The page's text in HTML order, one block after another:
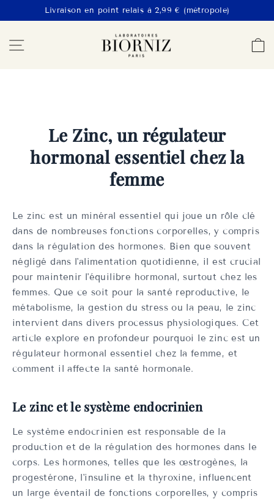
au
contenu
Pause
Livraison en point relais à 2,99 € (métropole)
LABORATOIRES
Le Zinc, un régulateur
hormonal essentiel chez la
femme
Le zinc est un minéral essentiel qui joue un rôle clé
dans de nombreuses fonctions corporelles, y compris
dans la régulation des hormones. Bien que souvent
négligé dans l'alimentation quotidienne, il est crucial
pour maintenir l'équilibre hormonal, surtout chez les
femmes. Que ce soit pour la santé reproductive, le
métabolisme, la gestion du stress ou la peau, le zinc
intervient dans divers processus physiologiques. Cet
article explore en profondeur pourquoi le zinc est un
régulateur hormonal essentiel chez la femme, et
comment il affecte la santé hormonale.
Le zinc et le système endocrinien
Le système endocrinien est responsable de la
production et de la régulation des hormones dans le
corps. Les hormones, telles que les œstrogènes, la
progestérone, l'insuline et la thyroxine, influencent
un large éventail de fonctions corporelles, y compris